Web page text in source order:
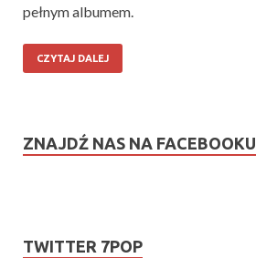
pełnym albumem.
CZYTAJ DALEJ
ZNAJDŹ NAS NA FACEBOOKU
TWITTER 7POP